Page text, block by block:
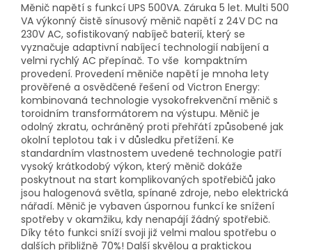
Měnič napětí s funkcí UPS 500VA. Záruka 5 let. Multi 500
VA výkonný čistě sínusový měnič napětí z 24V DC na
230V AC, sofistikovaný nabíječ baterií, který se
vyznačuje adaptivní nabíjecí technologií nabíjení a
velmi rychlý AC přepínač. To vše kompaktním
provedení. Provedení měniče napětí je mnoha lety
prověřené a osvědčené řešení od Victron Energy:
kombinovaná technologie vysokofrekvenční měnič s
toroidním transformátorem na výstupu. Měnič je
odolný zkratu, ochráněný proti přehřátí způsobené jak
okolní teplotou tak i v důsledku přetížení. Ke
standardním vlastnostem uvedené technologie patří
vysoký krátkodobý výkon, který měnič dokáže
poskytnout na start komplikovaných spotřebičů jako
jsou halogenová světla, spínané zdroje, nebo elektrická
nářadí. Měnič je vybaven úspornou funkcí ke snížení
spotřeby v okamžiku, kdy nenapájí žádný spotřebič.
Díky této funkci sníží svoji již velmi malou spotřebu o
dalších přibližně 70%! Další skvělou a praktickou